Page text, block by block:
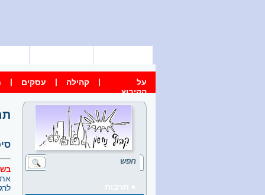
על
הקיבוץ
| קהילה | עסקים |
תרבות